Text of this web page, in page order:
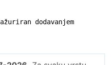
dodavanjem